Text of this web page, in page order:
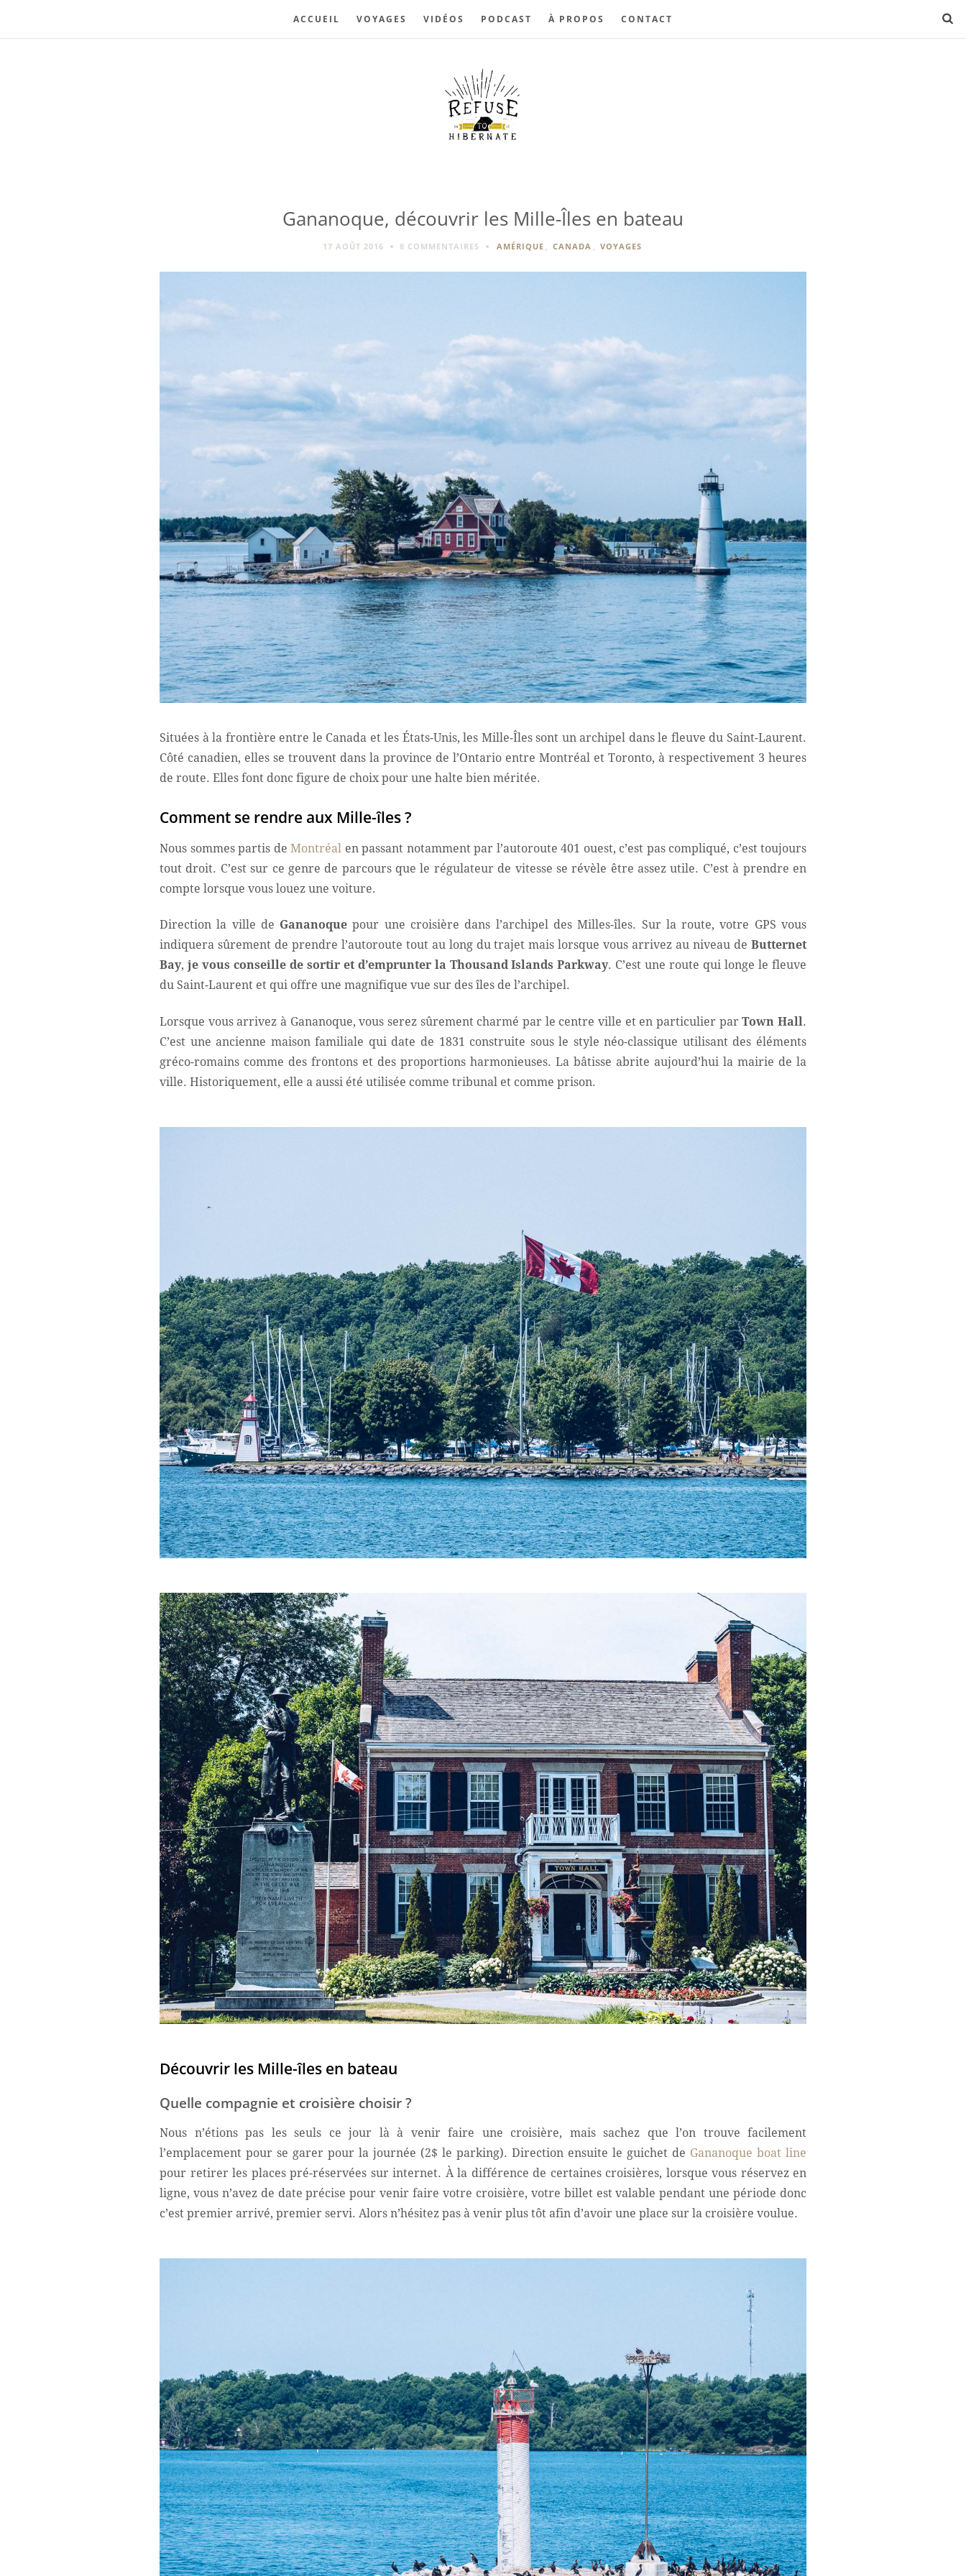
ACCUEIL VOYAGES VIDÉOS PODCAST À PROPOS CONTACT
Gananoque, découvrir les Mille-Îles en bateau
17 AOÛT 2016 8 COMMENTAIRES AMÉRIQUE , CANADA , VOYAGES
Situées à la frontière entre le Canada et les États-Unis, les Mille-Îles sont un archipel dans le fleuve du Saint-Laurent.
Côté canadien, elles se trouvent dans la province de l’Ontario entre Montréal et Toronto, à respectivement 3 heures
de route. Elles font donc figure de choix pour une halte bien méritée.
Comment se rendre aux Mille-îles ?
Nous sommes partis de Montréal en passant notamment par l’autoroute 401 ouest, c’est pas compliqué, c’est toujours
tout droit. C’est sur ce genre de parcours que le régulateur de vitesse se révèle être assez utile. C’est à prendre en
compte lorsque vous louez une voiture.
Direction la ville de Gananoque pour une croisière dans l’archipel des Milles-îles. Sur la route, votre GPS vous
indiquera sûrement de prendre l’autoroute tout au long du trajet mais lorsque vous arrivez au niveau de Butternet
Bay, je vous conseille de sortir et d’emprunter la Thousand Islands Parkway. C’est une route qui longe le fleuve
du Saint-Laurent et qui offre une magnifique vue sur des îles de l’archipel.
Lorsque vous arrivez à Gananoque, vous serez sûrement charmé par le centre ville et en particulier parTown Hall .
C’est une ancienne maison familiale qui date de 1831 construite sous le style néo-classique utilisant des éléments
gréco-romains comme des frontons et des proportions harmonieuses. La bâtisse abrite aujourd’hui la mairie de la
ville. Historiquement, elle a aussi été utilisée comme tribunal et comme prison.
Découvrir les Mille-îles en bateau
Quelle compagnie et croisière choisir ?
Nous n’étions pas les seuls ce jour là à venir faire une croisière, mais sachez que l’on trouve facilement
l’emplacement pour se garer pour la journée (2$ le parking). Direction ensuite le guichet de Gananoque boat line
pour retirer les places pré-réservées sur internet. À la différence de certaines croisières, lorsque vous réservez en
ligne, vous n’avez de date précise pour venir faire votre croisière, votre billet est valable pendant une période donc
c’est premier arrivé, premier servi. Alors n’hésitez pas à venir plus tôt afin d’avoir une place sur la croisière voulue.